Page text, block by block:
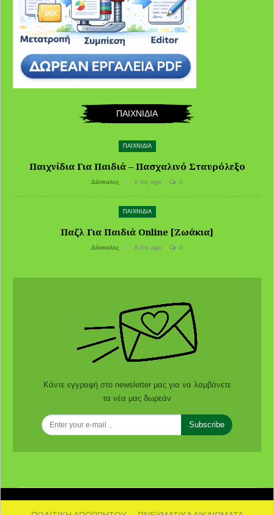
ΠΑΙΧΝΙΔΙΑ
ΠΑΙΧΝΙΔΙΑ
Παιχνίδια Για Παιδιά – Πασχαλινό Σταυρόλεξο
Δάσκαλος 6 έτη ago 0
ΠΑΙΧΝΙΔΙΑ
Παζλ Για Παιδιά Online [Ζωάκια]
Δάσκαλος 6 έτη ago 0
Κάντε εγγραφή στο newsletter μας για να λαμβάνετε
τα νέα μας δωρεάν
Subscribe